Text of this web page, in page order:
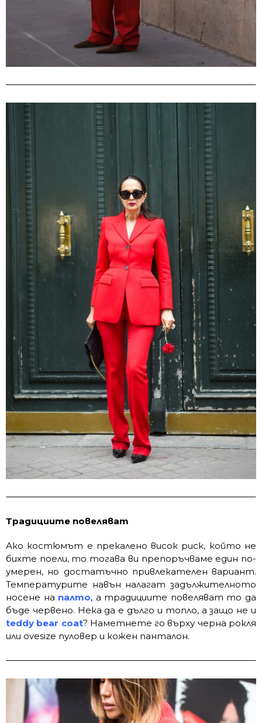
Традициите повеляват
Ако костюмът е прекалено висок риск, който не
бихте поели, то тогава ви препоръчваме един по-
умерен, но достатъчно привлекателен вариант.
Температурите навън налагат задължителното
носене на палто, а традициите повеляват то да
бъде червено. Нека да е дълго и топло, а защо не и
teddy bear coat? Наметнете го върху черна рокля
или ovesize пуловер и кожен панталон.